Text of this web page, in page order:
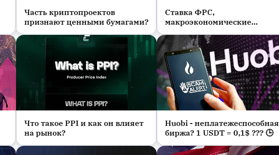
Новости
Часть криптопроектов
признают ценными бумагами?
Новости
Ставка ФРС,
макроэкономические
отчеты крупных компаний и
рост крипторынка
Новости
Что такое PPI и как он влияет
на рынок?
Новости
Huobi - неплатежеспособная
биржа? 1 USDT = 0,1$ ??? 🕒